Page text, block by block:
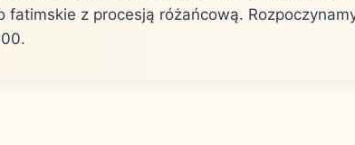
fatimskie z procesją różańcową.